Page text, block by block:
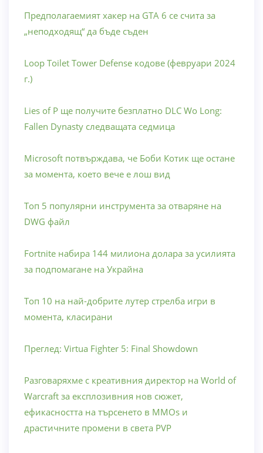
Предполагаемият хакер на GTA 6 се счита за
„неподходящ“ да бъде съден
Loop Toilet Tower Defense кодове (февруари 2024
г.)
Lies of P ще получите безплатно DLC Wo Long:
Fallen Dynasty следващата седмица
Microsoft потвърждава, че Боби Котик ще остане
за момента, което вече е лош вид
Топ 5 популярни инструмента за отваряне на
DWG файл
Fortnite набира 144 милиона долара за усилията
за подпомагане на Украйна
Топ 10 на най-добрите лутер стрелба игри в
момента, класирани
Преглед: Virtua Fighter 5: Final Showdown
Разговаряхме с креативния директор на World of
Warcraft за експлозивния нов сюжет,
ефикасността на търсенето в MMOs и
драстичните промени в света PVP